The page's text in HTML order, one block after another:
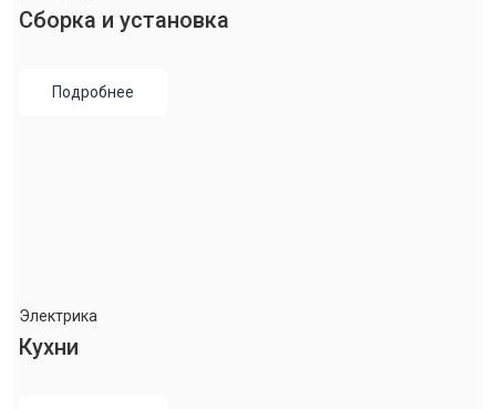
Сборка и установка
Подробнее
Электрика
Кухни